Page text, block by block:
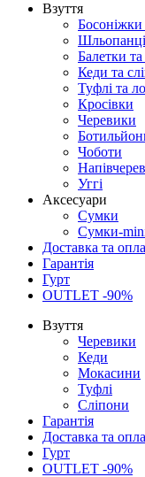
Взуття
Босоніжки
Балетки
Кеди та
Туфлі та
Кросівки
Черевики
Чоботи
Уггі
Аксесуари
Сумки
Сумки-
Доставка та
Гарантія
Гурт
OUTLET -90%
Взуття
Черевики
Кеди
Мокасини
Туфлі
Сліпони
Гарантія
Доставка та
Гурт
OUTLET -90%